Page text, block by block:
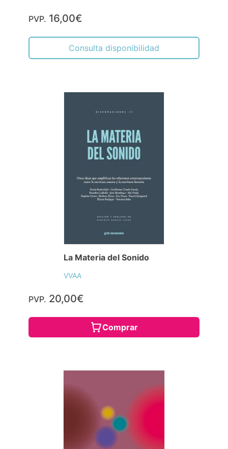
PVP. 16,00€
Consulta disponibilidad
La Materia del Sonido
VVAA
PVP. 20,00€
Comprar